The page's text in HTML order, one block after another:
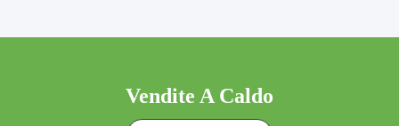
Vendite A Caldo